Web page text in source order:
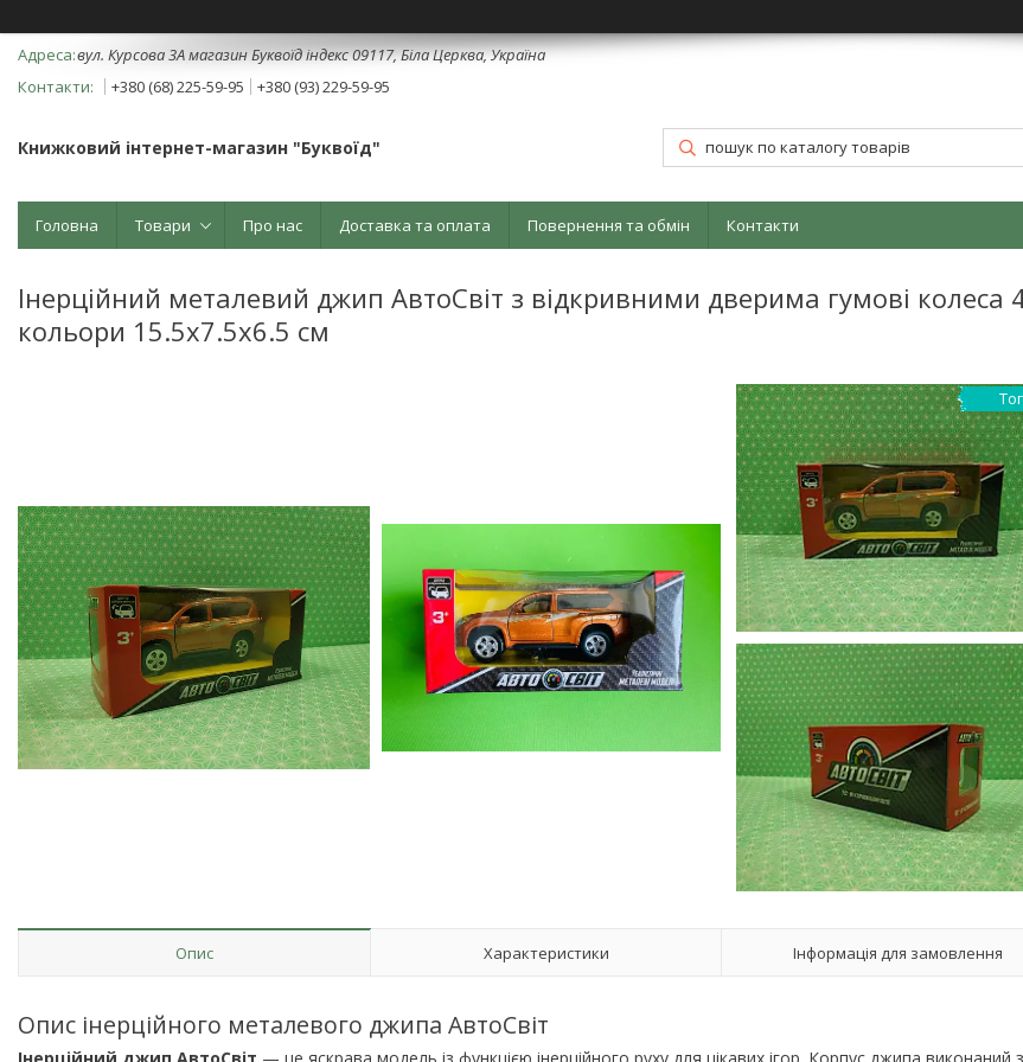
вул. Курсова 3А магазин Буквоїд індекс 09117, Біла Церква, Україна
+380 (68) 225-59-95
+380 (93) 229-59-95
Книжковий інтернет-магазин "Буквоїд"
Головна Товари Про нас Доставка та оплата Повернення та обмін Контакти
Інерційний металевий джип АвтоСвіт з відкривними дверима гумові колеса
кольори 15.5х7.5х6.5 см
Опис Характеристики Інформація для замовлення
Опис інерційного металевого джипа АвтоСвіт